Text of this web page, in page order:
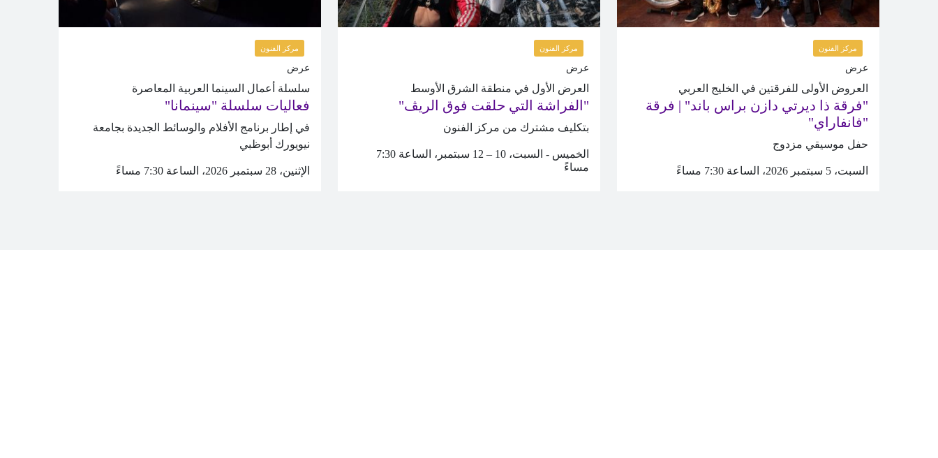
مركز الفنون
عرض
العروض الأولى للفرقتين في الخليج العربي
"فرقة ذا ديرتي دازن براس باند" | فرقة
"فانفاراي"
حفل موسيقي مزدوج
السبت، 5 سبتمبر 2026، الساعة 7:30 مساءً
مركز الفنون
عرض
العرض الأول في منطقة الشرق الأوسط
"الفراشة التي حلقت فوق الريڤ"
بتكليف مشترك من مركز الفنون
الخميس - السبت، 10 – 12 سبتمبر، الساعة 7:30
مساءً
مركز الفنون
عرض
سلسلة أعمال السينما العربية المعاصرة
فعاليات سلسلة "سينمانا"
في إطار برنامج الأفلام والوسائط الجديدة بجامعة
نيويورك أبوظبي
الإثنين، 28 سبتمبر 2026، الساعة 7:30 مساءً